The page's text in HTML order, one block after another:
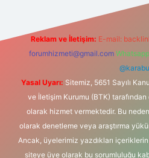
Reklam ve İletişim: E-mail:
forumhizmeti@gmail.com
Yasal Uyarı: Sitemiz, 5651 Sayılı
ve İletişim Kurumu (BTK) tarafından
olarak hizmet vermektedir. Bu
olarak denetleme veya araştırma
Ancak, üyelerimiz yazdıkları
siteye üye olarak bu sorumluluğu